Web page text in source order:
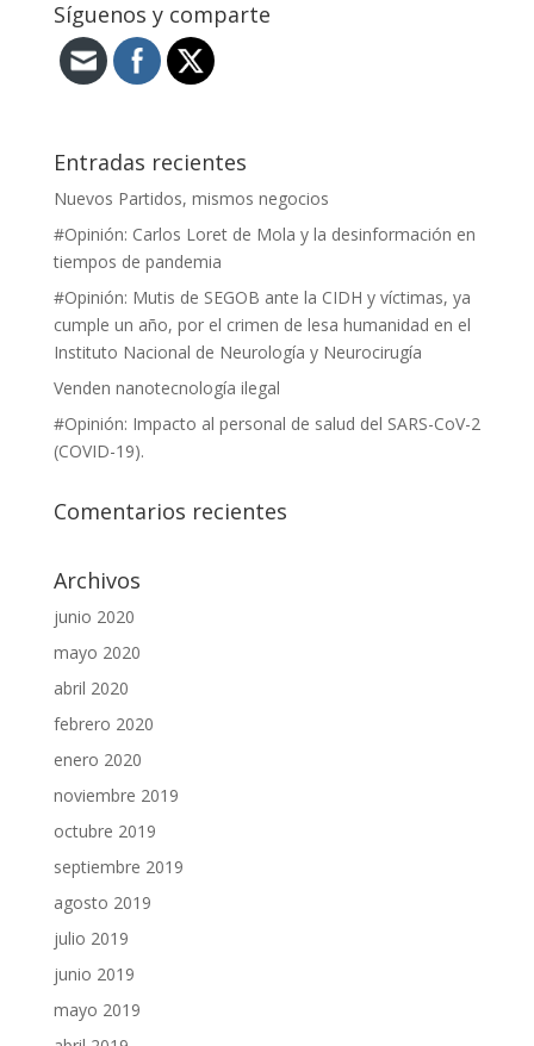
Síguenos y comparte
Entradas recientes
Nuevos Partidos, mismos negocios
#Opinión: Carlos Loret de Mola y la desinformación en
tiempos de pandemia
#Opinión: Mutis de SEGOB ante la CIDH y víctimas, ya
cumple un año, por el crimen de lesa humanidad en el
Instituto Nacional de Neurología y Neurocirugía
Venden nanotecnología ilegal
#Opinión: Impacto al personal de salud del SARS-CoV-2
(COVID-19).
Comentarios recientes
Archivos
junio 2020
mayo 2020
abril 2020
febrero 2020
enero 2020
noviembre 2019
octubre 2019
septiembre 2019
agosto 2019
julio 2019
junio 2019
mayo 2019